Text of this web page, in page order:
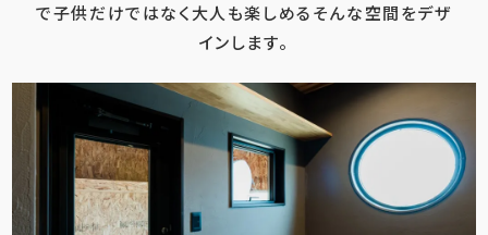
で子供だけではなく大人も楽しめるそんな空間をデザ
インします。